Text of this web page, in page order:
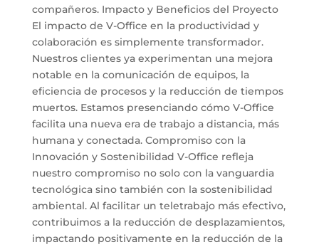
compañeros. Impacto y Beneficios del Proyecto
El impacto de V-Office en la productividad y
colaboración es simplemente transformador.
Nuestros clientes ya experimentan una mejora
notable en la comunicación de equipos, la
eficiencia de procesos y la reducción de tiempos
muertos. Estamos presenciando cómo V-Office
facilita una nueva era de trabajo a distancia, más
humana y conectada. Compromiso con la
Innovación y Sostenibilidad V-Office refleja
nuestro compromiso no solo con la vanguardia
tecnológica sino también con la sostenibilidad
ambiental. Al facilitar un teletrabajo más efectivo,
contribuimos a la reducción de desplazamientos,
impactando positivamente en la reducción de la